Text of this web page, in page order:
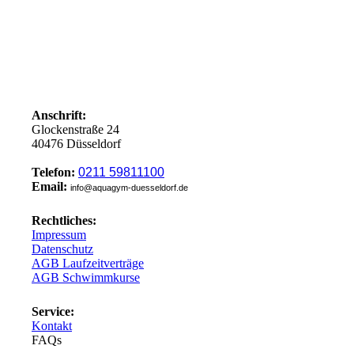
Anschrift:
Glockenstraße 24
40476 Düsseldorf
Telefon: 0211 59811100
Email: info@aquagym-duesseldorf.de
Rechtliches:
Impressum
Datenschutz
AGB Laufzeitverträge
AGB Schwimmkurse
Service:
Kontakt
FAQs